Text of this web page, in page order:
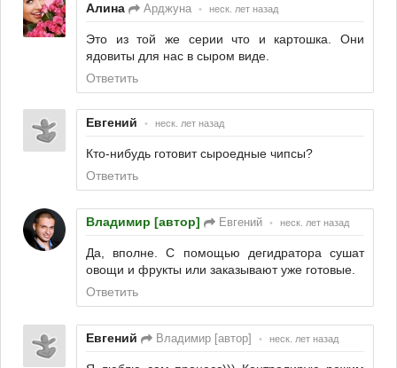
Алина Арджуна • неск. лет назад
Это из той же серии что и картошка. Они
ядовиты для нас в сыром виде.
Ответить
Евгений • неск. лет назад
Кто-нибудь готовит сыроедные чипсы?
Ответить
Владимир [автор] Евгений • неск. лет назад
Да, вполне. С помощью дегидратора сушат
овощи и фрукты или заказывают уже готовые.
Ответить
Евгений Владимир [автор] • неск. лет назад